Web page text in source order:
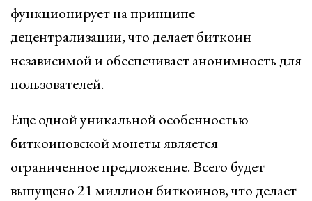
функционирует на принципе
децентрализации, что делает биткоин
независимой и обеспечивает анонимность для
пользователей.
Еще одной уникальной особенностью
биткоиновской монеты является
ограниченное предложение. Всего будет
выпущено 21 миллион биткоинов, что делает